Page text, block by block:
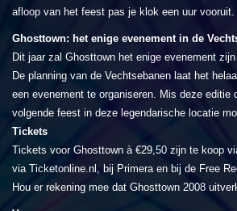
afloop van het feest pas je klok een uur vooruit.
Ghosttown: het enige evenement in de
Dit jaar zal Ghosttown het enige evenement
De planning van de Vechtsebanen laat het
een evenement te organiseren. Mis deze editie
volgende feest in deze legendarische locatie
Tickets
Tickets voor Ghosttown à €29,50 zijn te koop
via Ticketonline.nl, bij Primera en bij de Free
Hou er rekening mee dat Ghosttown 2008